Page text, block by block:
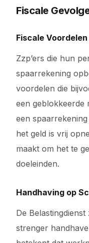
Fiscale
Fiscale
Zzp’ers die hun
spaarrekening
voordelen die
een geblokkeerde
een
het geld is vrij
maakt om het te
doeleinden.
Handhaving op
De
strenger